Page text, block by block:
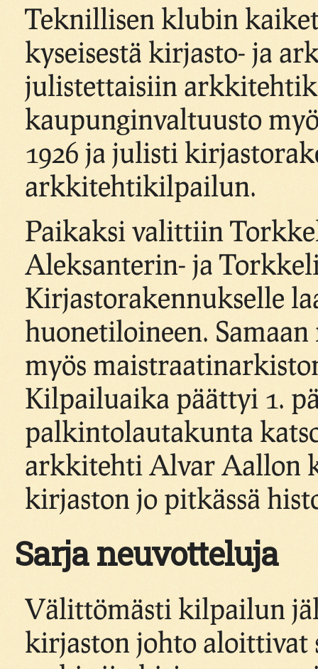
Teknillisen klubin
kyseisestä kirjasto- ja
julistettaisiin
kaupunginvaltuusto
1926 ja julisti
arkkitehtikilpailun.
Paikaksi valittiin
Aleksanterin- ja
Kirjastorakennukselle
huonetiloineen.
myös
Kilpailuaika päättyi 1.
palkintolautakunta
arkkitehti Alvar Aallon
kirjaston jo pitkässä
Sarja neuvotteluja
Välittömästi kilpailun
kirjaston johto aloittivat